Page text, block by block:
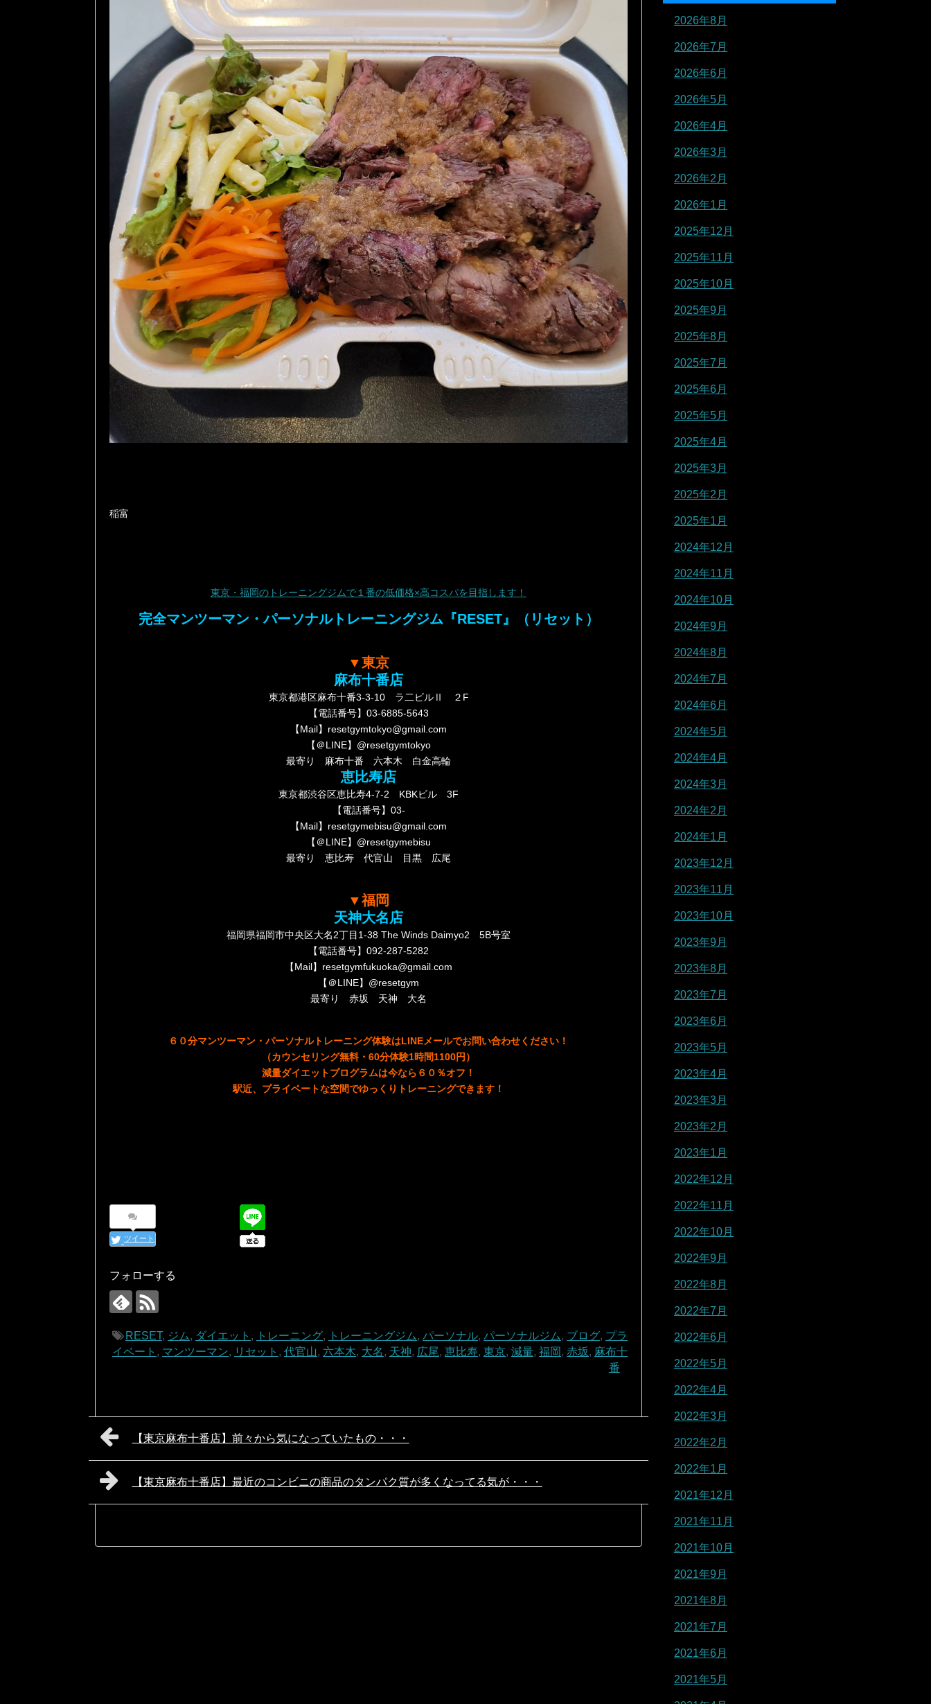
稲富
東京・福岡のトレーニングジムで１番の低価格×高コスパを目指します！
完全マンツーマン・パーソナルトレーニングジム『RESET』（リセット）
▼東京
麻布十番店
東京都港区麻布十番3-3-10 ラ二ビルⅡ ２F
【電話番号】03-6885-5643
【Mail】resetgymtokyo@gmail.com
【＠LINE】@resetgymtokyo
最寄り 麻布十番 六本木 白金高輪
恵比寿店
東京都渋谷区恵比寿4-7-2 KBKビル 3F
【電話番号】03-
【Mail】resetgymebisu@gmail.com
【＠LINE】@resetgymebisu
最寄り 恵比寿 代官山 目黒 広尾
▼福岡
天神大名店
福岡県福岡市中央区大名2丁目1-38 The Winds Daimyo2 5B号室
【電話番号】092-287-5282
【Mail】resetgymfukuoka@gmail.com
【＠LINE】@resetgym
最寄り 赤坂 天神 大名
６０分マンツーマン・パーソナルトレーニング体験はLINEメールでお問い合わせください！
（カウンセリング無料・60分体験1時間1100円）
減量ダイエットプログラムは今なら６０％オフ ！
駅近、プライベートな空間でゆっくりトレーニングできます！
ツイート
フォローする
RESET, ジム, ダイエット , トレーニング, トレーニングジム, パーソナル, パーソナルジム, ブログ, プラ
イベート , マンツーマン, リセット , 代官山, 六本木, 大名, 天神, 広尾, 恵比寿, 東京, 減量, 福岡, 赤坂, 麻布十
番
【東京麻布十番店】前々から気になっていたもの・・・
【東京麻布十番店】最近のコンビニの商品のタンパク質が多くなってる気が・・・
2026年8月
2026年7月
2026年6月
2026年5月
2026年4月
2026年3月
2026年2月
2026年1月
2025年12月
2025年11月
2025年10月
2025年9月
2025年8月
2025年7月
2025年6月
2025年5月
2025年4月
2025年3月
2025年2月
2025年1月
2024年12月
2024年11月
2024年10月
2024年9月
2024年8月
2024年7月
2024年6月
2024年5月
2024年4月
2024年3月
2024年2月
2024年1月
2023年12月
2023年11月
2023年10月
2023年9月
2023年8月
2023年7月
2023年6月
2023年5月
2023年4月
2023年3月
2023年2月
2023年1月
2022年12月
2022年11月
2022年10月
2022年9月
2022年8月
2022年7月
2022年6月
2022年5月
2022年4月
2022年3月
2022年2月
2022年1月
2021年12月
2021年11月
2021年10月
2021年9月
2021年8月
2021年7月
2021年6月
2021年5月